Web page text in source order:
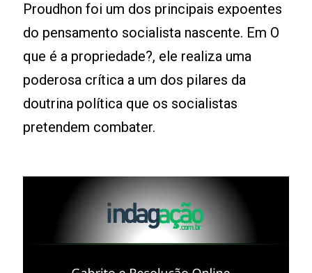
Proudhon foi um dos principais expoentes
do pensamento socialista nascente. Em O
que é a propriedade?, ele realiza uma
poderosa crítica a um dos pilares da
doutrina política que os socialistas
pretendem combater.